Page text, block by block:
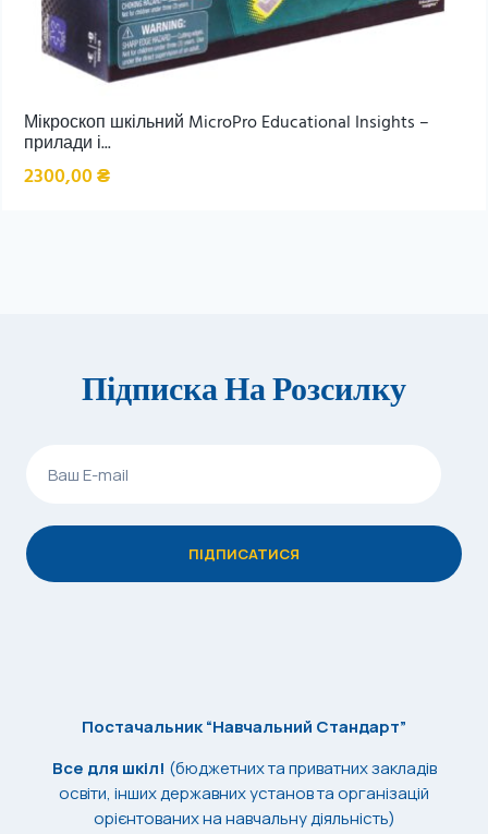
Мікроскоп шкільний MicroPro Educational Insights –
прилади і...
2300,00₴
Підписка На Розсилку
Постачальник “Навчальний Стандарт”
Все для шкіл! (бюджетних та приватних закладів
освіти, інших державних установ та організацій
орієнтованих на навчальну діяльність)